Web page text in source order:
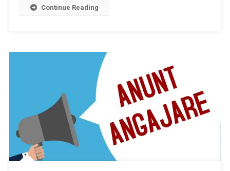
Continue Reading